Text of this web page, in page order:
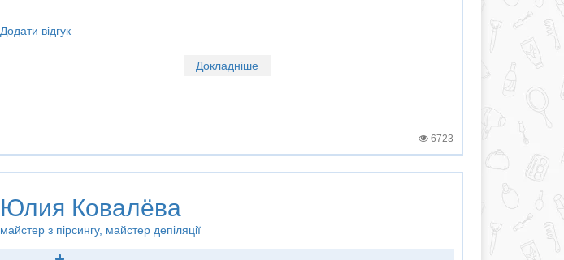
Додати відгук
Докладніше
6723
Юлия Ковалёва
майстер з пірсингу, майстер депіляції